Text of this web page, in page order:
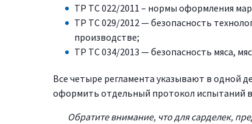
ТР ТС 022/2011 – нормы оформления
ТР ТС 029/2012 — безопасность
производстве;
ТР ТС 034/2013 — безопасность мяса,
Все четыре регламента указывают в одной
оформить отдельный протокол испытаний
Обратите внимание, что для сарделек,